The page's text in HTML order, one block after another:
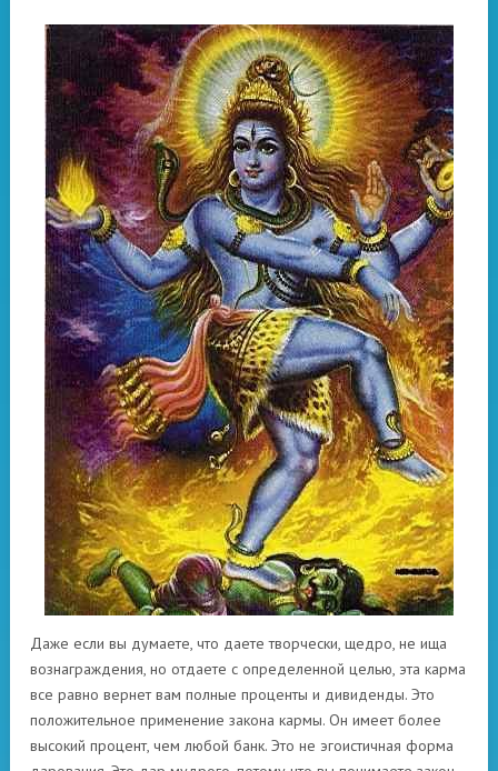
Даже если вы думаете, что даете творчески, щедро, не ища
вознаграждения, но отдаете с определенной целью, эта карма
все равно вернет вам полные проценты и дивиденды. Это
положительное применение закона кармы. Он имеет более
высокий процент, чем любой банк. Это не эгоистичная форма